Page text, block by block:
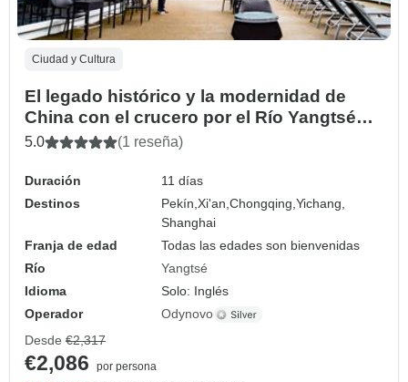
Ciudad y Cultura
El legado histórico y la modernidad de
China con el crucero por el Río Yangtsé
(personalizado privado)
5.0 (1 reseña)
Duración
11 días
Destinos
Pekín,Xi'an,Chongqing,Yichang,
Shanghai
Franja de edad
Todas las edades son bienvenidas
Río
Yangtsé
Idioma
Solo: Inglés
Operador
Odynovo
Desde €2,317
€2,086
por persona